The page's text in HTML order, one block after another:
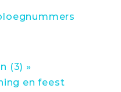
(3) »
en feest